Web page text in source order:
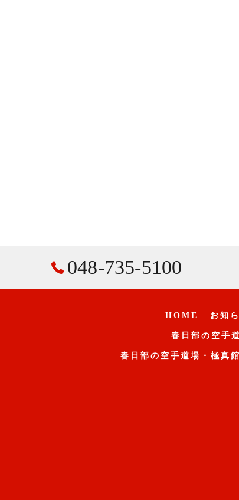
048-735-5100
HOME お知
春日部の空手
春日部の空手道場・極真